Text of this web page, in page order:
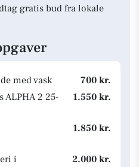
gratis bud fra lokale
med vask
700 kr.
ALPHA 2 25-
1.550 kr.
1.850 kr.
i
2.000 kr.